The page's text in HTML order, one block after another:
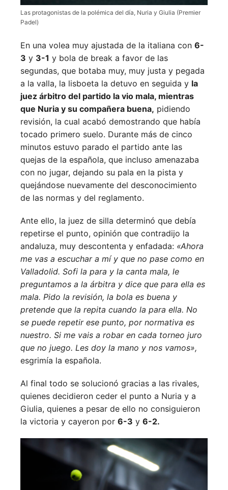
Las protagonistas de la polémica del día, Nuria y Giulia (Premier
Padel)
En una volea muy ajustada de la italiana con 6-
3 y 3-1 y bola de break a favor de las
segundas, que botaba muy, muy justa y pegada
a la valla, la lisboeta la detuvo en seguida y la
juez árbitro del partido la vio mala, mientras
que Nuria y su compañera buena, pidiendo
revisión, la cual acabó demostrando que había
tocado primero suelo. Durante más de cinco
minutos estuvo parado el partido ante las
quejas de la española, que incluso amenazaba
con no jugar, dejando su pala en la pista y
quejándose nuevamente del desconocimiento
de las normas y del reglamento.
Ante ello, la juez de silla determinó que debía
repetirse el punto, opinión que contradijo la
andaluza, muy descontenta y enfadada: «Ahora
me vas a escuchar a mí y que no pase como en
Valladolid. Sofi la para y la canta mala, le
preguntamos a la árbitra y dice que para ella es
mala. Pido la revisión, la bola es buena y
pretende que la repita cuando la para ella. No
se puede repetir ese punto, por normativa es
nuestro. Si me vais a robar en cada torneo juro
que no juego. Les doy la mano y nos vamos»,
esgrimía la española.
Al final todo se solucionó gracias a las rivales,
quienes decidieron ceder el punto a Nuria y a
Giulia, quienes a pesar de ello no consiguieron
la victoria y cayeron por 6-3 y 6-2.